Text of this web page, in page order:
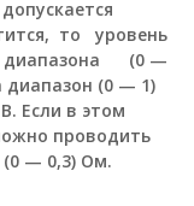
то уровень
диапазона (0 —
диапазон (0 — 1)
Если в этом
проводить
(0 — 0,3) Ом.